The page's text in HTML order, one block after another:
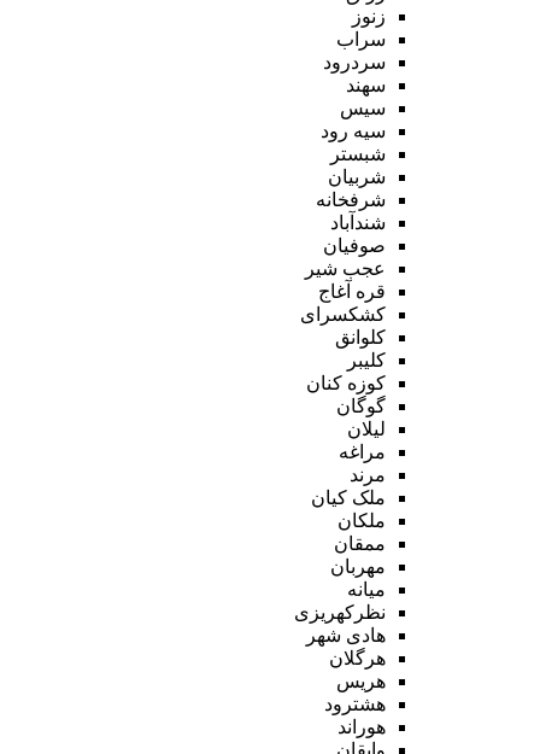
زنوز
سراب
سردرود
سهند
سیس
سیه رود
شبستر
شربیان
شرفخانه
شندآباد
صوفیان
عجب شیر
قره آغاج
کشکسرای
کلوانق
کلیبر
کوزه کنان
گوگان
لیلان
مراغه
مرند
ملک کیان
ملکان
ممقان
مهربان
میانه
نظرکهریزی
هادی شهر
هرگلان
هریس
هشترود
هوراند
وایقان